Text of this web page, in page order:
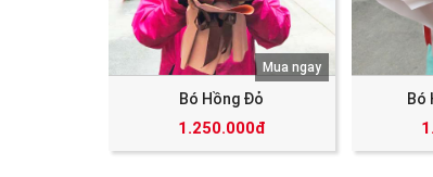
Bó Hồng Đỏ
1.250.000đ
Mua ngay
Bó